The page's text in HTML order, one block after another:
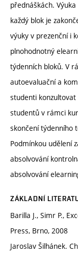
přednáškách.
každý blok je
výuky v prezenční i
plnohodnotný
týdenních bloků. V
autoevaluační a
studenti konzultovat
studentů v rámci
skončení týdenního
Podmínkou udělení
absolvování
absolvování
ZÁKLADNÍ
Barilla J., Simr P.,
Press, Brno, 2008
Jaroslav Šilhánek.